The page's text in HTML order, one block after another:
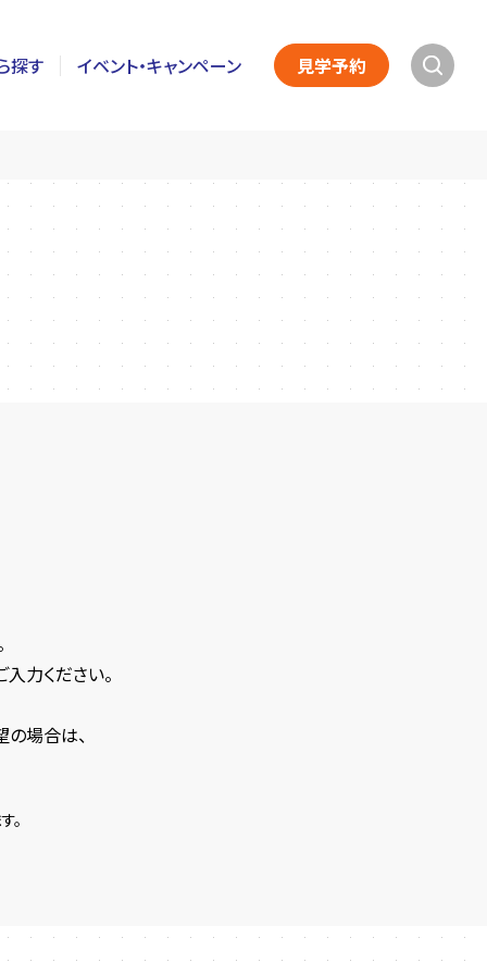
探す イベント・キャンペーン 見学予約
力ください。
場合は、
。